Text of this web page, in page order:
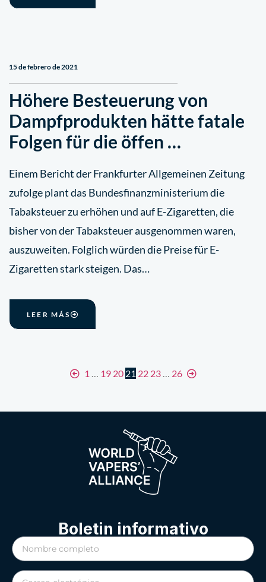
15 de febrero de 2021
Höhere Besteuerung von
Dampfprodukten hätte fatale
Folgen für die öffen …
Einem Bericht der Frankfurter Allgemeinen Zeitung
zufolge plant das Bundesfinanzministerium die
Tabaksteuer zu erhöhen und auf E-Zigaretten, die
bisher von der Tabaksteuer ausgenommen waren,
auszuweiten. Folglich würden die Preise für E-
Zigaretten stark steigen. Das…
LEER MÁS
1 … 19 20 21 22 23 … 26
Boletin informativo